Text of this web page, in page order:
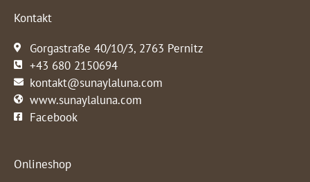
Kontakt
Gorgastraße 40/10/3, 2763 Pernitz
+43 680 2150694
kontakt@sunaylaluna.com
www.sunaylaluna.com
Facebook
Onlineshop